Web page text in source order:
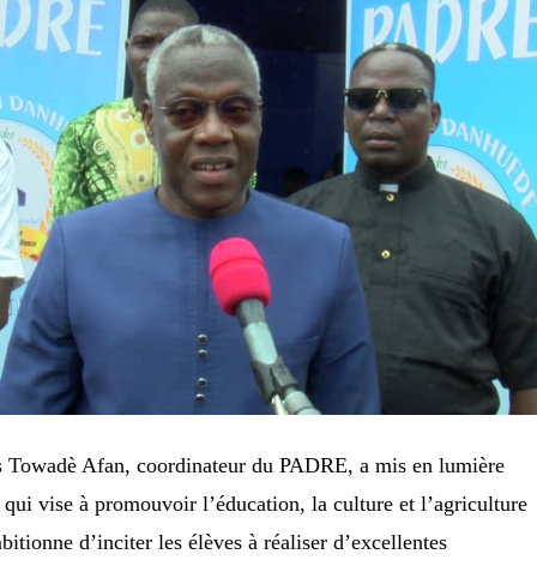
Afan, coordinateur du PADRE, a mis en lumière
qui vise à promouvoir l’éducation, la culture et l’agriculture
d’inciter les élèves à réaliser d’excellentes